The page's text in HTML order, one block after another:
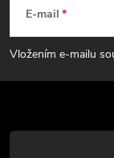
p
a
t
E-mail
Vložením e-mailu